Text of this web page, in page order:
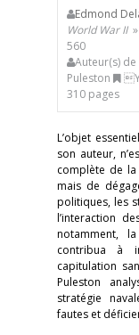
Edmond
World War II»
560
Auteur(s)
Puleston
310 pages
L’objet
son auteur,
complète de
mais de
politiques, les
l’interaction
notamment,
contribua à
capitulation
Puleston
stratégie
fautes et